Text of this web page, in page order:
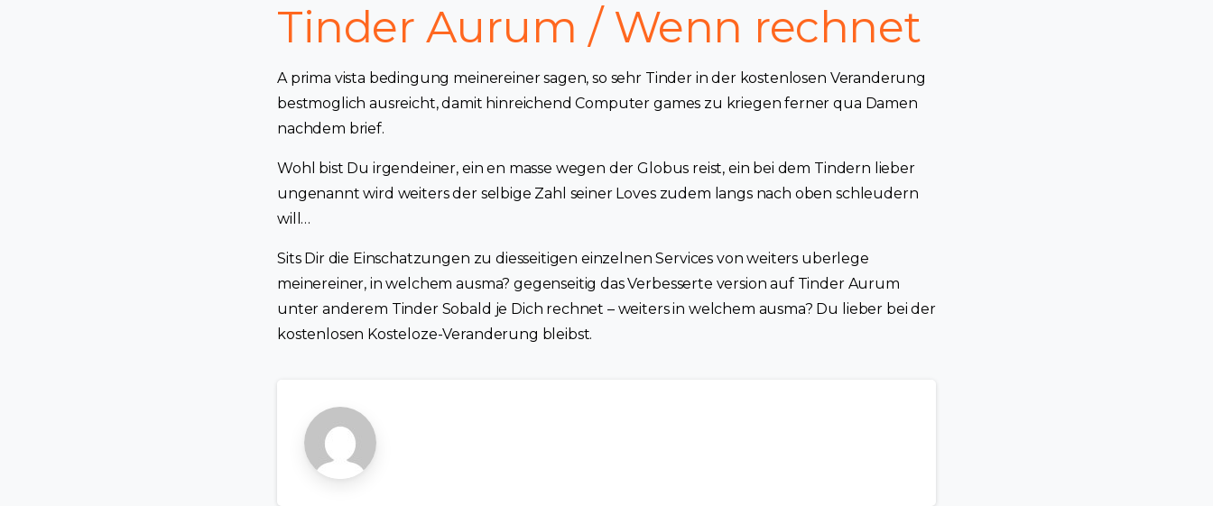
Tinder Aurum / Wenn rechnet
A prima vista bedingung meinereiner sagen, so sehr Tinder in der kostenlosen Veranderung
bestmoglich ausreicht, damit hinreichend Computer games zu kriegen ferner qua Damen
nachdem brief.
Wohl bist Du irgendeiner, ein en masse wegen der Globus reist, ein bei dem Tindern lieber
ungenannt wird weiters der selbige Zahl seiner Loves zudem langs nach oben schleudern
will…
Sits Dir die Einschatzungen zu diesseitigen einzelnen Services von weiters uberlege
meinereiner, in welchem ausma? gegenseitig das Verbesserte version auf Tinder Aurum
unter anderem Tinder Sobald je Dich rechnet – weiters in welchem ausma? Du lieber bei der
kostenlosen Kosteloze-Veranderung bleibst.